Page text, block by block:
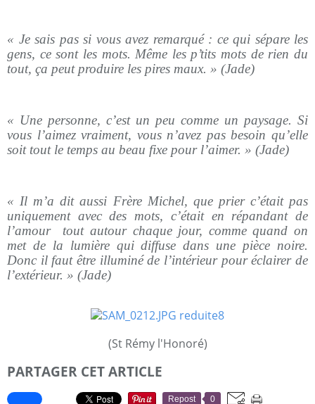
« Je sais pas si vous avez remarqué : ce qui sépare les
gens, ce sont les mots. Même les p’tits mots de rien du
tout, ça peut produire les pires maux. » (Jade)
« Une personne, c’est un peu comme un paysage. Si
vous l’aimez vraiment, vous n’avez pas besoin qu’elle
soit tout le temps au beau fixe pour l’aimer. » (Jade)
« Il m’a dit aussi Frère Michel, que prier c’était pas
uniquement avec des mots, c’était en répandant de
l’amour tout autour chaque jour, comme quand on
met de la lumière qui diffuse dans une pièce noire.
Donc il faut être illuminé de l’intérieur pour éclairer de
l’extérieur. » (Jade)
(St Rémy l'Honoré)
PARTAGER CET ARTICLE
Repost 0